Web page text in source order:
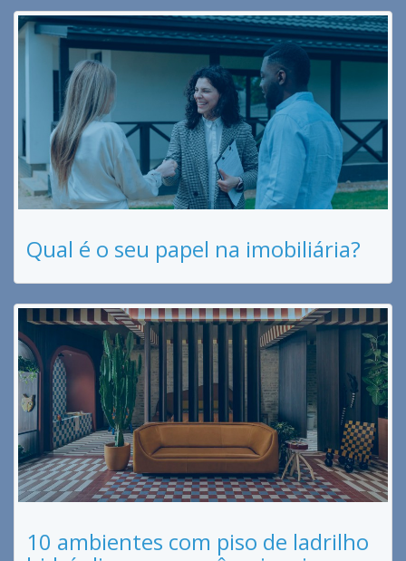
Qual é o seu papel na imobiliária?
10 ambientes com piso de ladrilho